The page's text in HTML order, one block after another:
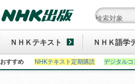
ＮＨＫテキスト ＮＨＫ語学
おすすめ NHKテキスト定期購読 デジタル